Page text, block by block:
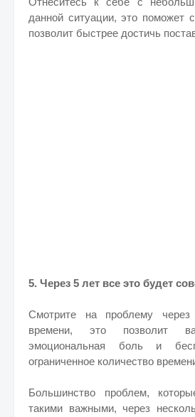
данной ситуации, это поможет
позволит быстрее достичь
5. Через 5 лет все это будет
Смотрите на проблему
времени, это позволит
эмоциональная боль и
ограниченное количество
Большинство проблем,
такими важными, через